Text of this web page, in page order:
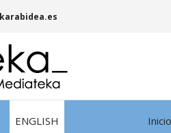
ENGLISH Inicio